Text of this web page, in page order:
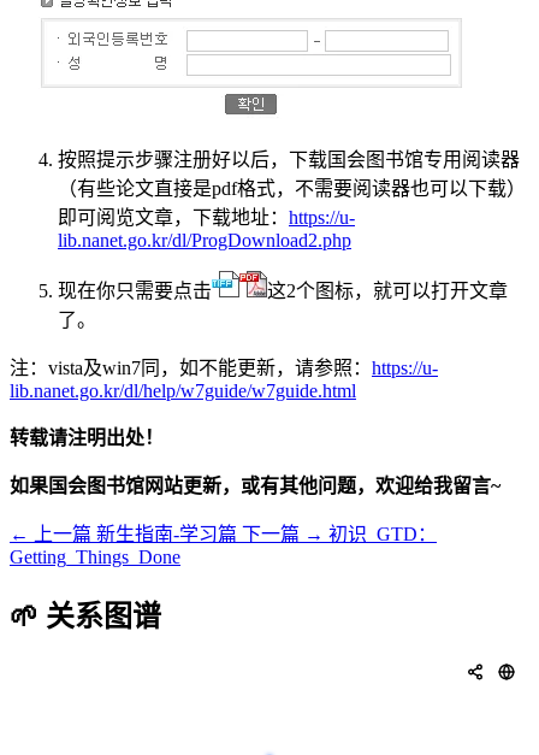
按照提示步骤注册好以后，下载国会图书馆专用阅读器
（有些论文直接是pdf格式，不需要阅读器也可以下载）
即可阅览文章，下载地址： https://u-
lib.nanet.go.kr/dl/ProgDownload2.php
现在你只需要点击
这2个图标，就可以打开文章
了。
注：vista及win7同，如不能更新，请参照： https://u-
lib.nanet.go.kr/dl/help/w7guide/w7guide.html
转载请注明出处！
如果国会图书馆网站更新，或有其他问题，欢迎给我留言~
← 上一篇 新生指南-学习篇 下一篇 → 初识_GTD：
Getting_Things_Done
🌱 关系图谱